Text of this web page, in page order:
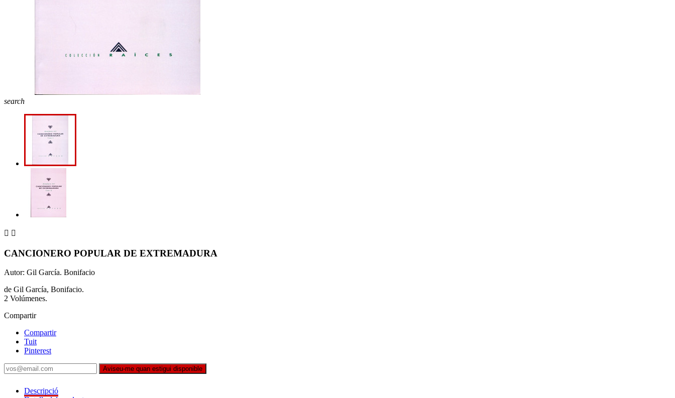
search
 
CANCIONERO POPULAR DE EXTREMADURA
Autor: Gil García. Bonifacio
de Gil García, Bonifacio.
2 Volúmenes.
Compartir
Compartir
Tuit
Pinterest
Aviseu-me quan estigui disponible
Descripció